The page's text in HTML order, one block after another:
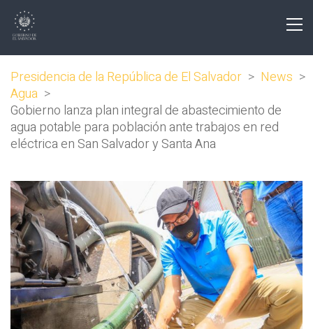
Presidencia de la República de El Salvador > News >
Agua >
Gobierno lanza plan integral de abastecimiento de
agua potable para población ante trabajos en red
eléctrica en San Salvador y Santa Ana